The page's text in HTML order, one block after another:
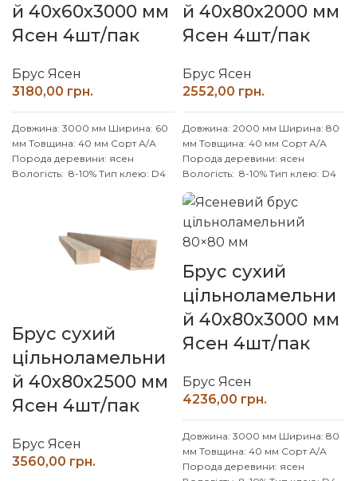
й 40х60х3000 мм
Ясен 4шт/пак
Брус Ясен
грн.
Довжина: 3000 мм Ширина: 60
мм Товщина: 40 мм Сорт А/А
Порода деревини: ясен
Вологість: 8-10% Тип клею: D4
й 40х80х2000 мм
Ясен 4шт/пак
Брус Ясен
грн.
Довжина: 2000 мм Ширина: 80
мм Товщина: 40 мм Сорт А/А
Порода деревини: ясен
Вологість: 8-10% Тип клею: D4
Наш ліс Обробка поверхні:
калібрований, шліфований
Брус сухий
цільноламельни
й 40х80х2500 мм
Ясен 4шт/пак
Брус Ясен
грн.
Брус сухий
цільноламельни
й 40х80х3000 мм
Ясен 4шт/пак
Брус Ясен
грн.
Довжина: 3000 мм Ширина: 80
мм Товщина: 40 мм Сорт А/А
Порода деревини: ясен